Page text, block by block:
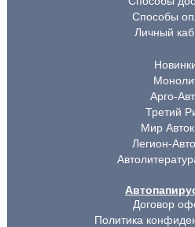
Способы
Личный
Арго-
Третий
Мир
Легион-
Договор
Политика